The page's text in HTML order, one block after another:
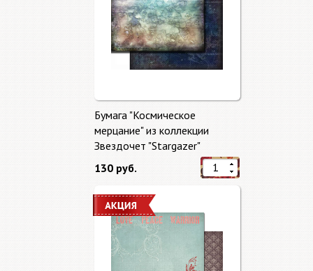
Бумага "Космическое
мерцание" из коллекции
Звездочет "Stargazer"
130 руб.